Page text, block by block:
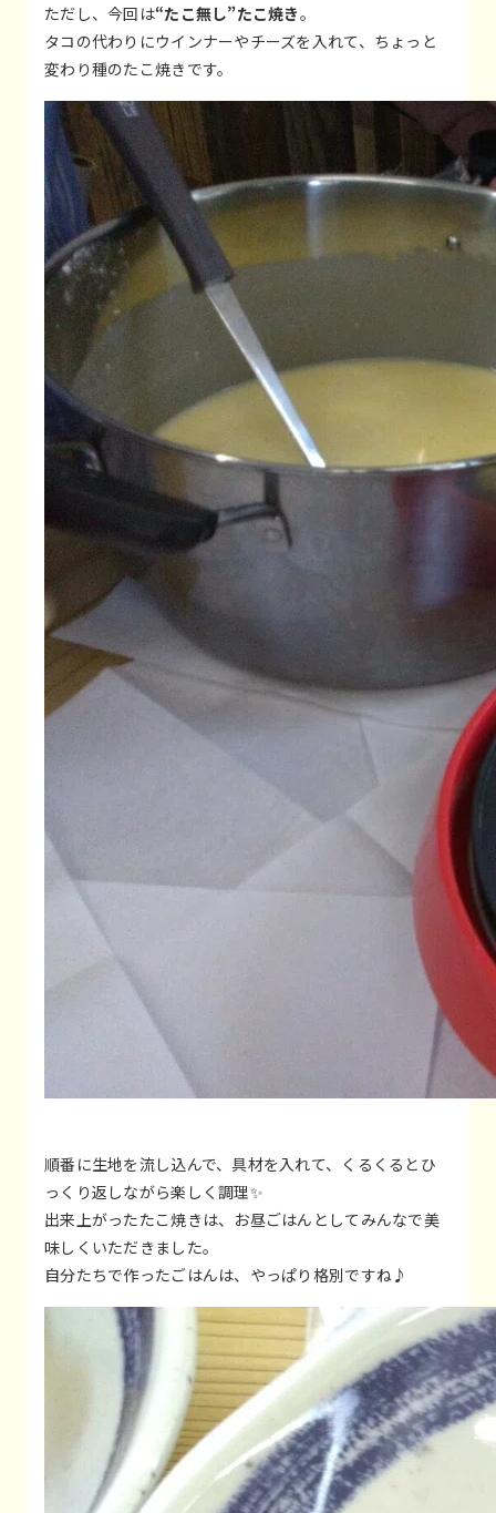
ただし、今回は“たこ無し”たこ焼き。
タコの代わりにウインナーやチーズを入れて、ちょっと
変わり種のたこ焼きです。
順番に生地を流し込んで、具材を入れて、くるくるとひ
っくり返しながら楽しく調理✨
出来上がったたこ焼きは、お昼ごはんとしてみんなで美
味しくいただきました。
自分たちで作ったごはんは、やっぱり格別ですね♪